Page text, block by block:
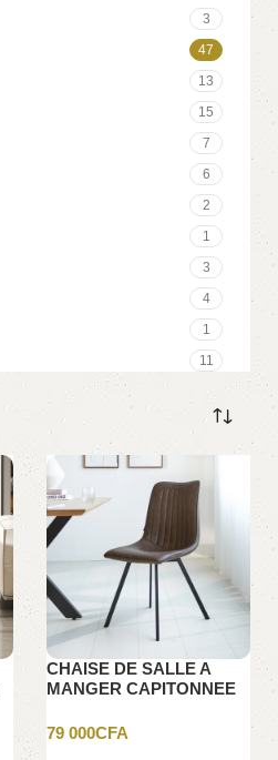
3
47
13
15
7
6
2
1
3
4
1
11
CHAISE DE SALLE A
MANGER CAPITONNEE
79 000CFA